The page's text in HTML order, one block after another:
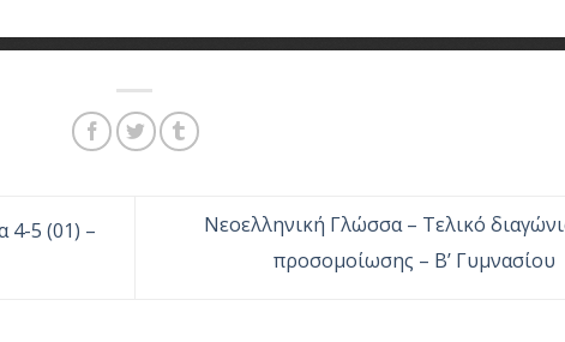
4-5 (01) –
Νεοελληνική Γλώσσα – Τελικό
προσομοίωσης – Β’ Γυμνασίου